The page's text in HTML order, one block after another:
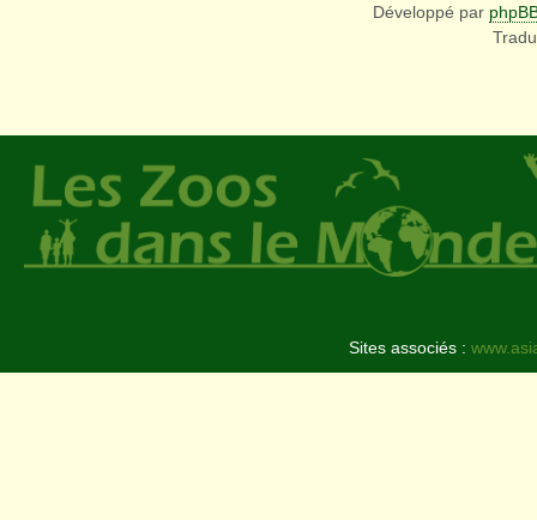
Développé par
Sites associés :